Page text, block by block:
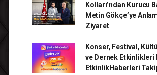
Kolları’ndan Kurucu
Metin Gökçe’ye
Ziyaret
Konser, Festival,
ve Dernek Etkinlikleri
EtkinlikHaberleri